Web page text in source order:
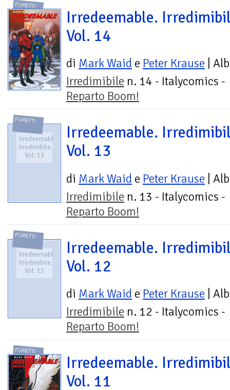
FUMETTI
Irredeemable.
Vol. 14
di Mark Waid e Peter Krause |
Irredimibile n. 14 - Italycomics -
Reparto Boom!
FUMETTI
Irredeemable.
Irredimibile.
Vol. 13
Irredeemable.
Vol. 13
di Mark Waid e Peter Krause |
Irredimibile n. 13 - Italycomics -
Reparto Boom!
FUMETTI
Irredeemable.
Irredimibile.
Vol. 12
Irredeemable.
Vol. 12
di Mark Waid e Peter Krause |
Irredimibile n. 12 - Italycomics -
Reparto Boom!
FUMETTI
Irredeemable.
Vol. 11